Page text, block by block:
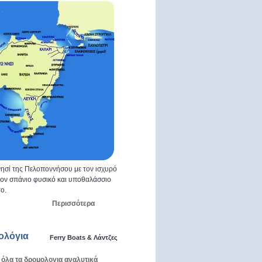
της Πελοποννήσου με τον ισχυρό
σπάνιο φυσικό και υποθαλάσσιο
Περισσότερα
Ferry Boats & Λάντζες
όλα τα δρομολογια αναλυτικά